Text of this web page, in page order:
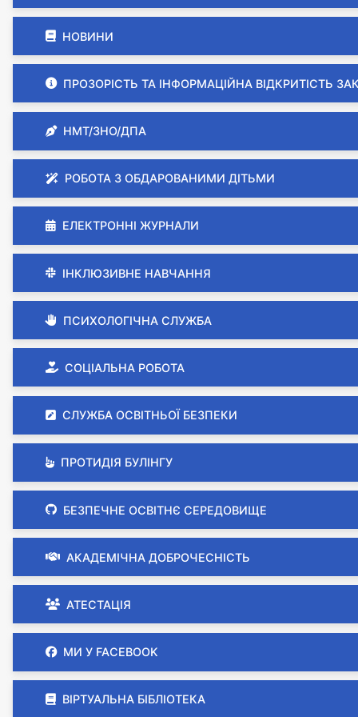
НОВИНИ
ПРОЗОРІСТЬ ТА ІНФОРМАЦІЙНА ВІДКРИТІСТЬ
НМТ/ЗНО/ДПА
РОБОТА З ОБДАРОВАНИМИ ДІТЬМИ
ЕЛЕКТРОННІ ЖУРНАЛИ
ІНКЛЮЗИВНЕ НАВЧАННЯ
ПСИХОЛОГІЧНА СЛУЖБА
СОЦІАЛЬНА РОБОТА
СЛУЖБА ОСВІТНЬОЇ БЕЗПЕКИ
ПРОТИДІЯ БУЛІНГУ
БЕЗПЕЧНЕ ОСВІТНЄ СЕРЕДОВИЩЕ
АКАДЕМІЧНА ДОБРОЧЕСНІСТЬ
АТЕСТАЦІЯ
МИ У FACEBOOK
ВІРТУАЛЬНА БІБЛІОТЕКА